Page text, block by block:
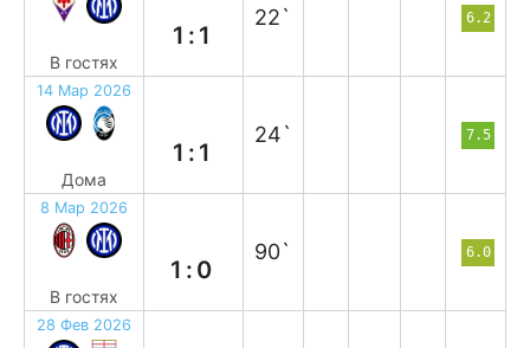
В гостях
1:1
22` 6.2
14 Мар 2026
Дома
1:1
24` 7.5
8 Мар 2026
В гостях
1:0
90` 6.0
28 Фев 2026